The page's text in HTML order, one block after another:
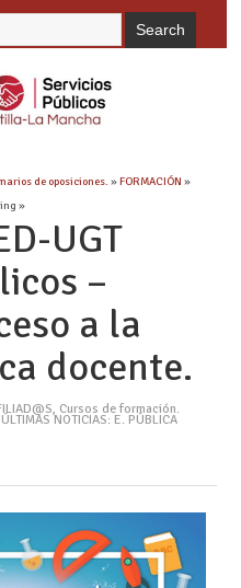
de oposiciones. »FORMACIÓN »
»
UGT
–
a la
docente.
, Cursos de formación.
ÚLTIMAS NOTICIAS: E. PÚBLICA